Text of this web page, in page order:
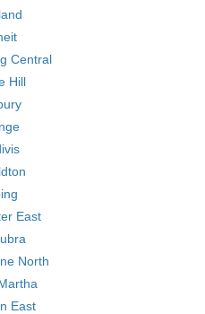
Central
Hill
East
North
East